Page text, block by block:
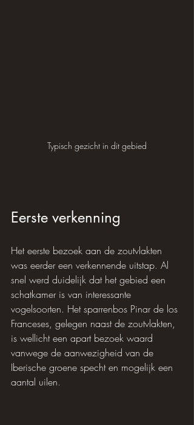
Typisch gezicht in dit gebied
Eerste verkenning
Het eerste bezoek aan de zoutvlakten
was eerder een verkennende uitstap. Al
snel werd duidelijk dat het gebied een
schatkamer is van interessante
vogelsoorten. Het sparrenbos Pinar de los
Franceses, gelegen naast de zoutvlakten,
is wellicht een apart bezoek waard
vanwege de aanwezigheid van de
Iberische groene specht en mogelijk een
aantal uilen.